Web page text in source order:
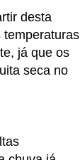
desta
temperaturas
já que os
seca no